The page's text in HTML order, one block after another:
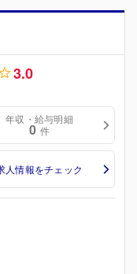
3.0
年収・給与明細
0 件
人情報をチェック